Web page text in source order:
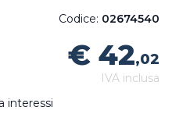
Codice: 02674540
€ 42,02
IVA inclusa
interessi